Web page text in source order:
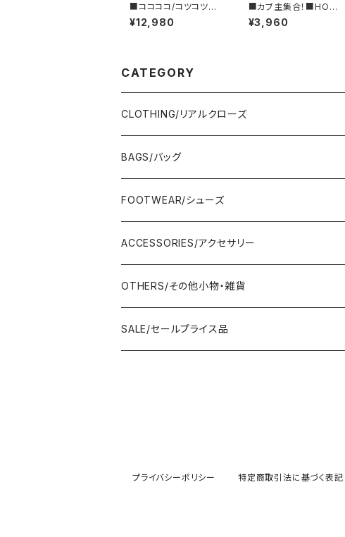
■ココココ/コツコツ■
メタルカラー・フラットシ
ューズ■MADE IN JAP
¥12,980
■カブ主集合！■HON
DA ハンターカブ&CT1
25ロゴTシャツ/RED■
¥3,960
CATEGORY
CLOTHING/リアルクローズ
TOPS/トップス
Adonisis/アドニシス
AMERICANA/アメリカーナ
IN-PROCESS Tokyo/インプロセストーキョー
BOTOMS/ボトム
Adonisis/アドニシス
amherst/アムハースト
Le Melange/ル・メランジュ
ONE-PIECE/ワンピース
anana/アナナ
J.Sloane/ジェイスロアン
CUMIN/クミン
OUTER/アウター
anana/アナナ
BAGS/バッグ
HAND BAG/ハンドバッグ
mononogu/もののぐ
IMPORT/インポート
SHOULDER BAG/ショルダーバッグ
mononogu/もののぐ
IMPORT/インポート
TOTE BAG/トートバッグ
mononogu/もののぐ
OTHERS/その他
FOOTWEAR/シューズ
PUMPS/パンプス
コツコツ
IMPORT/インポート
SANDAL/サンダル
コツコツ
BOOTS/ブーツ
ACCESSORIES/アクセサリー
EARRINGS/イヤリング
RING/指輪
OTHERS/その他小物・雑貨
BELT/ベルト
SALE/セールプライス品
プライバシーポリシー 特定商取引法に基づく表記